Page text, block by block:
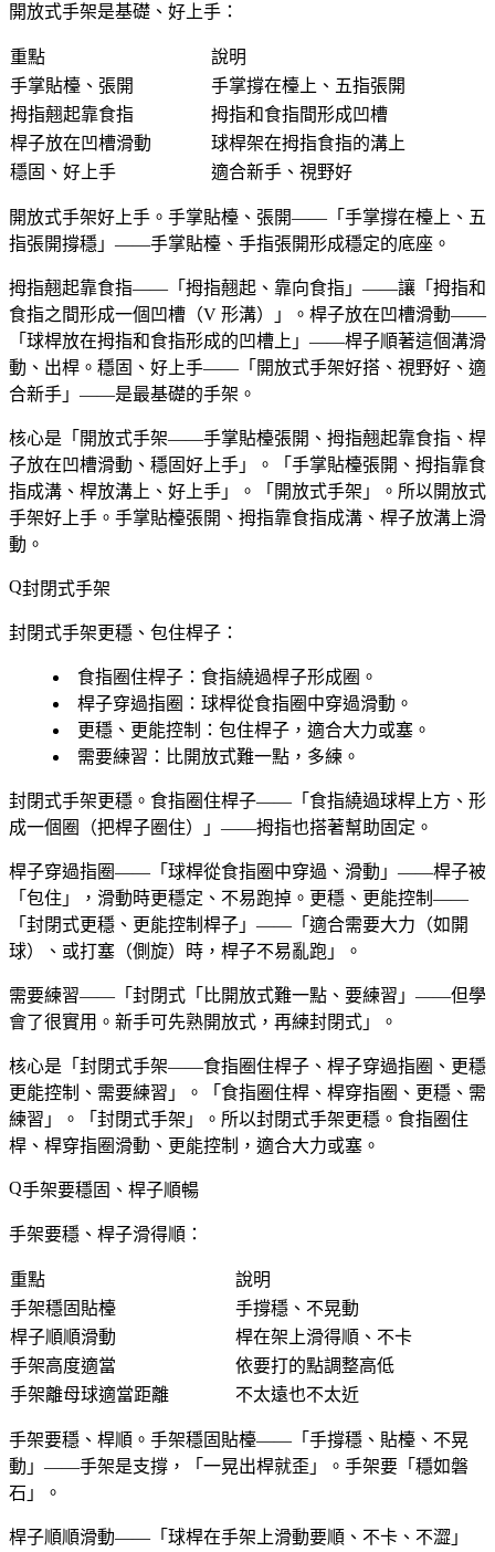
開放式手架是基礎、好上手：
重點
說明
手掌貼檯、張開
手掌撐在檯上、五指張開
拇指翹起靠食指
拇指和食指間形成凹槽
桿子放在凹槽滑動
球桿架在拇指食指的溝上
穩固、好上手
適合新手、視野好
開放式手架好上手。手掌貼檯、張開——「手掌撐在檯上、五
指張開撐穩」——手掌貼檯、手指張開形成穩定的底座。
拇指翹起靠食指——「拇指翹起、靠向食指」——讓「拇指和
食指之間形成一個凹槽（V 形溝）」。桿子放在凹槽滑動——
「球桿放在拇指和食指形成的凹槽上」——桿子順著這個溝滑
動、出桿。穩固、好上手——「開放式手架好搭、視野好、適
合新手」——是最基礎的手架。
核心是「開放式手架——手掌貼檯張開、拇指翹起靠食指、桿
子放在凹槽滑動、穩固好上手」。「手掌貼檯張開、拇指靠食
指成溝、桿放溝上、好上手」。「開放式手架」。所以開放式
手架好上手。手掌貼檯張開、拇指靠食指成溝、桿子放溝上滑
動。
封閉式手架
封閉式手架更穩、包住桿子：
食指圈住桿子 ：食指繞過桿子形成圈。
桿子穿過指圈 ：球桿從食指圈中穿過滑動。
更穩、更能控制 ：包住桿子，適合大力或塞。
需要練習 ：比開放式難一點，多練。
封閉式手架更穩。食指圈住桿子——「食指繞過球桿上方、形
成一個圈（把桿子圈住）」——拇指也搭著幫助固定。
桿子穿過指圈——「球桿從食指圈中穿過、滑動」——桿子被
「包住」，滑動時更穩定、不易跑掉。更穩、更能控制——
「封閉式更穩、更能控制桿子」——「適合需要大力（如開
球）、或打塞（側旋）時，桿子不易亂跑」。
需要練習——「封閉式「比開放式難一點、要練習」——但學
會了很實用。新手可先熟開放式，再練封閉式」。
核心是「封閉式手架——食指圈住桿子、桿子穿過指圈、更穩
更能控制、需要練習」。「食指圈住桿、桿穿指圈、更穩、需
練習」。「封閉式手架」。所以封閉式手架更穩。食指圈住
桿、桿穿指圈滑動、更能控制，適合大力或塞。
手架要穩固、桿子順暢
手架要穩、桿子滑得順：
重點
說明
手架穩固貼檯
手撐穩、不晃動
桿子順順滑動
桿在架上滑得順、不卡
手架高度適當
依要打的點調整高低
手架離母球適當距離
不太遠也不太近
手架要穩、桿順。手架穩固貼檯——「手撐穩、貼檯、不晃
動」——手架是支撐，「一晃出桿就歪」。手架要「穩如磐
石」。
桿子順順滑動——「球桿在手架上滑動要順、不卡、不澀」